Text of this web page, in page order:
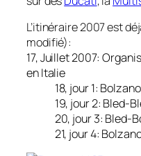
L’itinéraire 2007 est
modifié):
17, Juillet 2007:
en Italie
18, jour 1:
19, jour 2: Bled-
20, jour 3: Bled-
21, jour 4: Bolzano